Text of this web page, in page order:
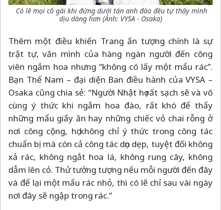
Có lẽ mọi cô gái khi đứng dưới tán anh đào đều tự thấy mình
dịu dàng hơn (Ảnh: VYSA - Osaka)
Thêm một điều khiến Trang ấn tượng chính là sự
trật tự, văn mình của hàng ngàn người đến công
viên ngắm hoa nhưng “không có lấy một mẩu rác”.
Bạn Thế Nam – đại diện Ban điều hành của VYSA –
Osaka cũng chia sẻ: “Người Nhật họ rất sạch sẽ và vô
cùng ý thức khi ngắm hoa đào, rất khó để thấy
những mẩu giấy ăn hay những chiếc vỏ chai rỗng ở
nơi công cộng, họ không chỉ ý thức trong công tác
chuẩn bị mà còn cả công tác dọn dẹp, tuyệt đối không
xả rác, không ngắt hoa lá, không rung cây, không
dẫm lên cỏ. Thử tưởng tượng nếu mỗi người đến đây
và để lại một mẩu rác nhỏ, thì có lẽ chỉ sau vài ngày
nơi đây sẽ ngập trong rác.”